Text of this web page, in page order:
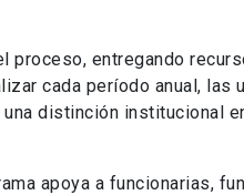
proceso, entregando
cada período anual, las
distinción institucional
apoya a funcionarias,